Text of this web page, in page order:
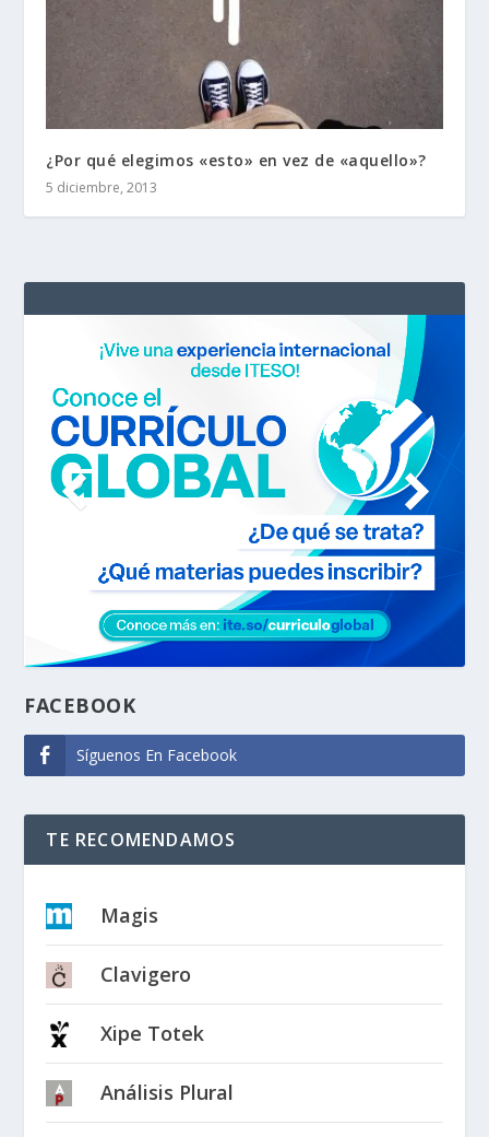
¿Por qué elegimos «esto» en vez de «aquello»?
5 diciembre, 2013
FACEBOOK
Síguenos En Facebook
TE RECOMENDAMOS
Magis
Clavigero
Xipe Totek
Análisis Plural